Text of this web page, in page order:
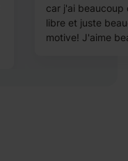
car j'ai beaucoup
libre et juste
motive! J'aime